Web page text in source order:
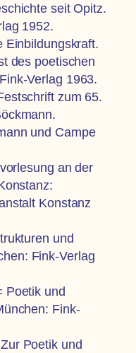
seit Opitz.
1952.
Einbildungskraft.
des poetischen
Verlag 1963.
zum 65.
und Campe
an der
Konstanz
und
Fink-Verlag
Poetik und
Fink-
Poetik und